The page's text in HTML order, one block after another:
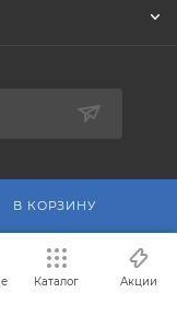
В КОРЗИНУ
Каталог Акции